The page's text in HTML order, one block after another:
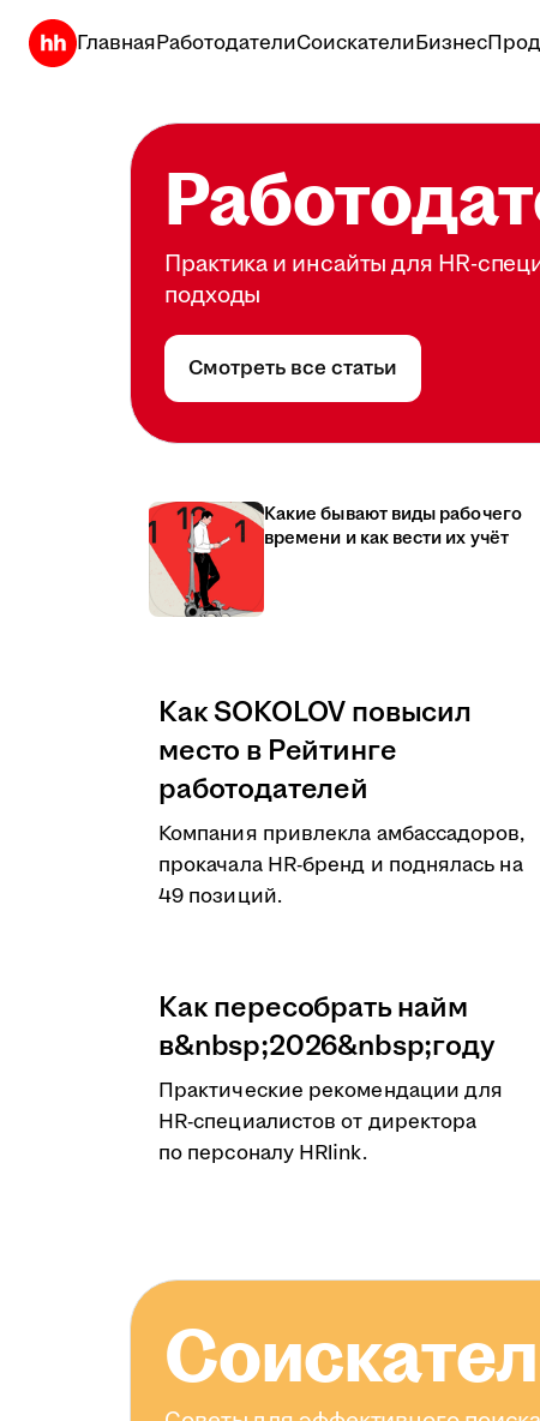
ГлавнаяРаботодателиСоискателиБизнес
Практика и инсайты для HR-
подходы
Смотреть все статьи
Какие бывают виды рабочего
времени и как вести их учёт
Как SOKOLOV повысил
место в Рейтинге
работодателей
Компания привлекла амбассадоров,
прокачала HR-бренд и поднялась на
49 позиций.
Как пересобрать найм
в&nbsp;2026&nbsp;году
Практические рекомендации для
HR-специалистов от директора
по персоналу HRlink.